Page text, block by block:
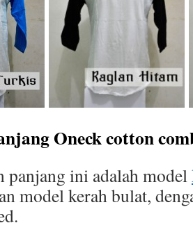
Oneck cotton
panjang ini adalah model
model kerah bulat,